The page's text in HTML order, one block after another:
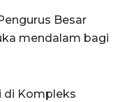
Besar
mendalam bagi
di Kompleks